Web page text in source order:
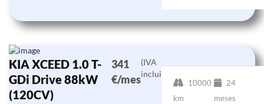
KIA XCEED 1.0 T-
GDi Drive 88kW
(120CV)
341
€/mes
(IVA
incluido)
10000
km
24
meses